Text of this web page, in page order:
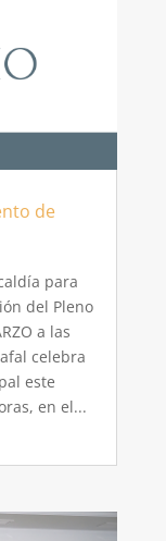
de
para
del Pleno
a las
celebra
este
en el...